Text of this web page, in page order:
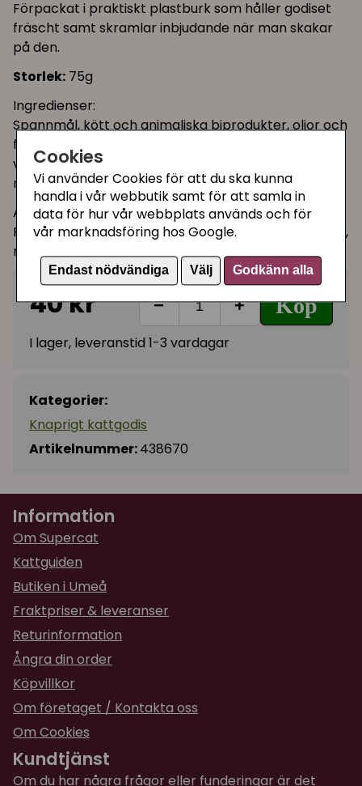
Cookies
Vi använder Cookies för att du ska kunna
handla i vår webbutik samt för att samla in
data för hur vår webbplats används och för
vår marknadsföring hos Google.
Endast nödvändiga Välj Godkänn alla
Förpackat i praktiskt plastburk som håller godiset
fräscht samt skramlar inbjudande när man skakar
på den.
Storlek: 75g
Ingredienser:
Spannmål, kött och animaliska biprodukter, oljor och
fetter, fisk och fiskprodukter (varav lax 4%),
vegetabiliska proteinextrakt, mineraler, mjölk och
mejeriprodukter.
Analys:
Råprotein 31%, råoljor och råfetter 20%, växttråd 1,5%,
råaska 5%, Omega 3 0,5%
40 kr − + Köp
I lager, leveranstid 1-3 vardagar
Kategorier:
Knaprigt kattgodis
Artikelnummer:438670
Information
Om Supercat
Kattguiden
Butiken i Umeå
Fraktpriser & leveranser
Returinformation
Ångra din order
Köpvillkor
Om företaget / Kontakta oss
Om Cookies
Kundtjänst
Om du har några frågor eller funderingar är det